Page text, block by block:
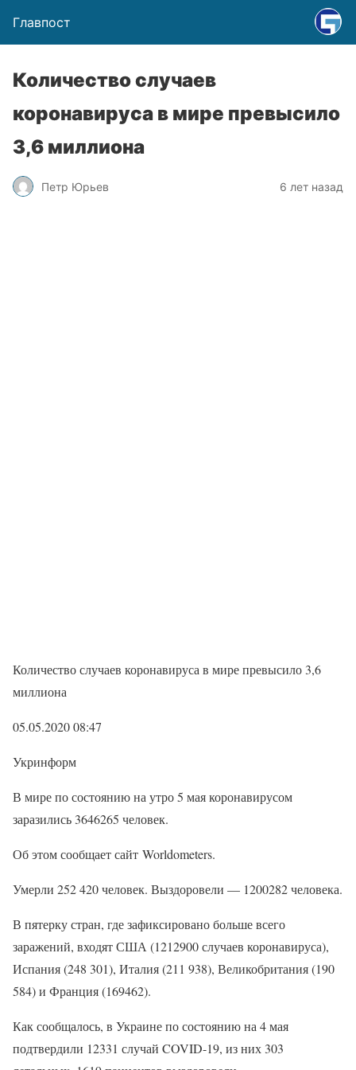
Главпост
Количество случаев
коронавируса в мире превысило
3,6 миллиона
Петр Юрьев 6 лет назад
Количество случаев коронавируса в мире превысило 3,6
миллиона
05.05.2020 08:47
Укринформ
В мире по состоянию на утро 5 мая коронавирусом
заразились 3646265 человек.
Об этом сообщает сайт Worldometers.
Умерли 252 420 человек. Выздоровели — 1200282 человека.
В пятерку стран, где зафиксировано больше всего
заражений, входят США (1212900 случаев коронавируса),
Испания (248 301), Италия (211 938), Великобритания (190
584) и Франция (169462).
Как сообщалось, в Украине по состоянию на 4 мая
подтвердили 12331 случай COVID-19, из них 303